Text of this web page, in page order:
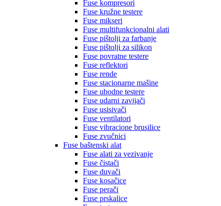
Fuse kompresori
Fuse kružne testere
Fuse mikseri
Fuse multifunkcionalni alati
Fuse pištolji za farbanje
Fuse pištolji za silikon
Fuse povratne testere
Fuse reflektori
Fuse rende
Fuse stacionarne mašine
Fuse ubodne testere
Fuse udarni zavijači
Fuse usisivači
Fuse ventilatori
Fuse vibracione brusilice
Fuse zvučnici
Fuse baštenski alat
Fuse alati za vezivanje
Fuse čistači
Fuse duvači
Fuse kosačice
Fuse perači
Fuse prskalice